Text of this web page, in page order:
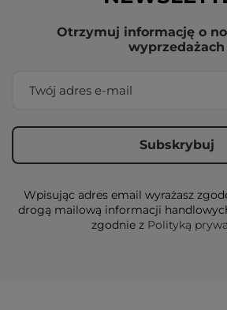
Otrzymuj informację o
wyprzedażach
Wpisując adres email wyrażasz
drogą mailową informacji
zgodnie z Polityką